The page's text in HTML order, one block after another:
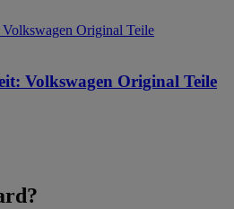
Volkswagen Original Teile